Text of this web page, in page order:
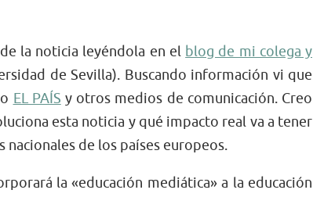
la noticia leyéndola en el blog de mi colega y
de Sevilla). Buscando información vi que
EL PAÍS y otros medios de comunicación. Creo
esta noticia y qué impacto real va a tener
nacionales de los países europeos.
la «educación mediática» a la educación